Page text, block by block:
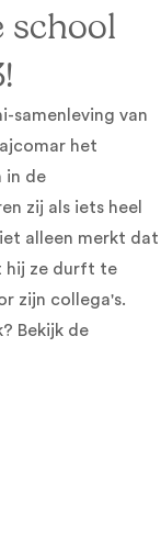
school
samenleving van
het
in de
zij als iets heel
alleen merkt dat
hij ze durft te
zijn collega's.
Bekijk de